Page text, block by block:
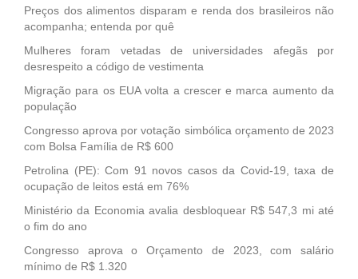
Preços dos alimentos disparam e renda dos brasileiros não
acompanha; entenda por quê
Mulheres foram vetadas de universidades afegãs por
desrespeito a código de vestimenta
Migração para os EUA volta a crescer e marca aumento da
população
Congresso aprova por votação simbólica orçamento de 2023
com Bolsa Família de R$ 600
Petrolina (PE): Com 91 novos casos da Covid-19, taxa de
ocupação de leitos está em 76%
Ministério da Economia avalia desbloquear R$ 547,3 mi até
o fim do ano
Congresso aprova o Orçamento de 2023, com salário
mínimo de R$ 1.320